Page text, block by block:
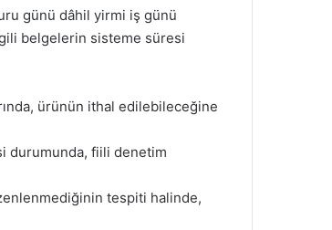
günü dâhil yirmi iş günü
belgelerin sisteme süresi
ürünün ithal edilebileceğine
durumunda, fiili denetim
tespiti halinde,